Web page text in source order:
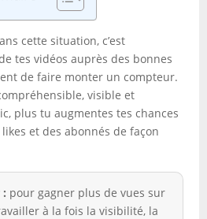
cette situation, c’est
tes vidéos auprès des bonnes
de faire monter un compteur.
visible et
plus tu augmentes tes chances
et des abonnés de façon
pour gagner plus de vues sur
à la fois la visibilité, la